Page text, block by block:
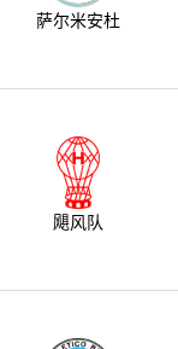
萨尔米安杜
飓风队